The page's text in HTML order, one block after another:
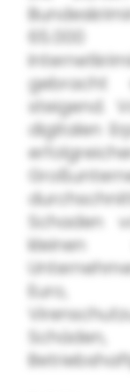
gebracht
steigend.
digitalen
Schaden
kleinen